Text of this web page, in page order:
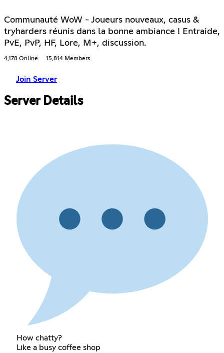
Communauté WoW - Joueurs nouveaux, casus &
tryharders réunis dans la bonne ambiance ! Entraide,
PvE, PvP, HF, Lore, M+, discussion.
4,178 Online 15,814 Members
Join Server
Server Details
How chatty?
Like a busy coffee shop